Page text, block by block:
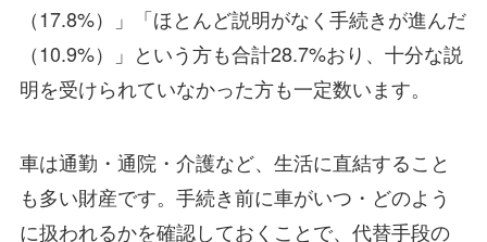
（17.8%）」「ほとんど説明がなく手続きが進んだ
（10.9%）」という方も合計28.7%おり、十分な説
明を受けられていなかった方も一定数います。
車は通勤・通院・介護など、生活に直結すること
も多い財産です。手続き前に車がいつ・どのよう
に扱われるかを確認しておくことで、代替手段の